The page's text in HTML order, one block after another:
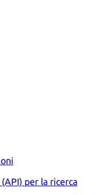
per la ricerca